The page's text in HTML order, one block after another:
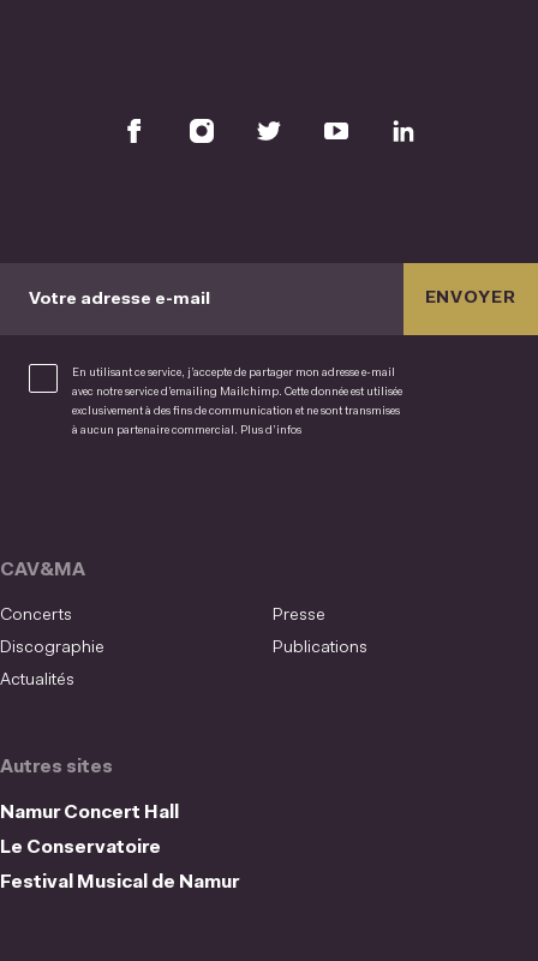
Votre adresse e-mail
En utilisant ce service, j’accepte de partager mon adresse e-mail
avec notre service d’emailing Mailchimp. Cette donnée est utilisée
exclusivement à des fins de communication et ne sont transmises
à aucun partenaire commercial. Plus d’infos
ENVOYER
Autres sites
Namur Concert Hall
Le Conservatoire
Festival Musical de Namur
CAV&MA
Concerts
Presse
Discographie
Publications
Actualités